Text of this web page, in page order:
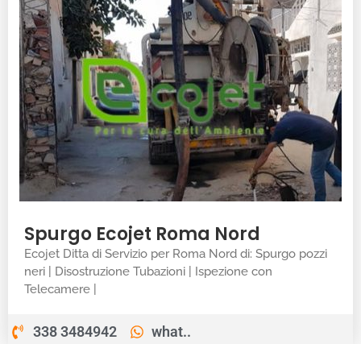
Spurgo Ecojet Roma Nord
Ecojet Ditta di Servizio per Roma Nord di: Spurgo pozzi
neri | Disostruzione Tubazioni | Ispezione con
Telecamere |
338 3484942 what..